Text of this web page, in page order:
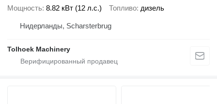
Мощность 8.82 кВт (12 л.с.) Топливо дизель
Нидерланды, Scharsterbrug
Tolhoek Machinery